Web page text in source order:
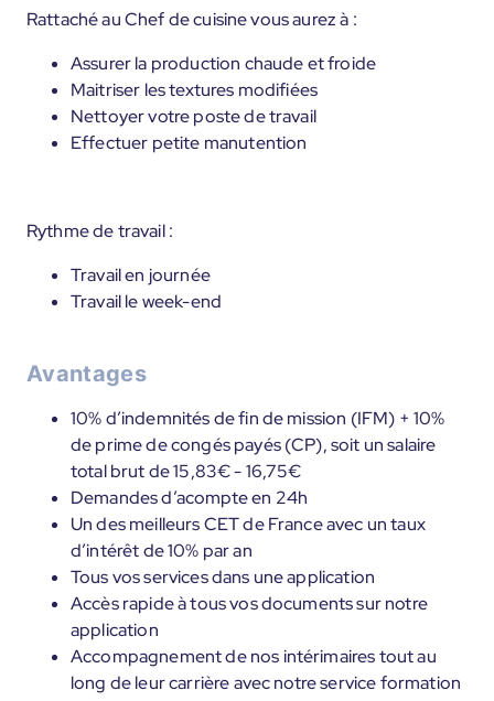
Rattaché au Chef de cuisine vous aurez à :
Assurer la production chaude et froide
Maitriser les textures modifiées
Nettoyer votre poste de travail
Effectuer petite manutention
Rythme de travail :
Travail en journée
Travail le week-end
Avantages
10% d’indemnités de fin de mission (IFM) + 10%
de prime de congés payés (CP), soit un salaire
total brut de 15,83€ - 16,75€
Demandes d’acompte en 24h
Un des meilleurs CET de France avec un taux
d’intérêt de 10% par an
Tous vos services dans une application
Accès rapide à tous vos documents sur notre
application
Accompagnement de nos intérimaires tout au
long de leur carrière avec notre service formation